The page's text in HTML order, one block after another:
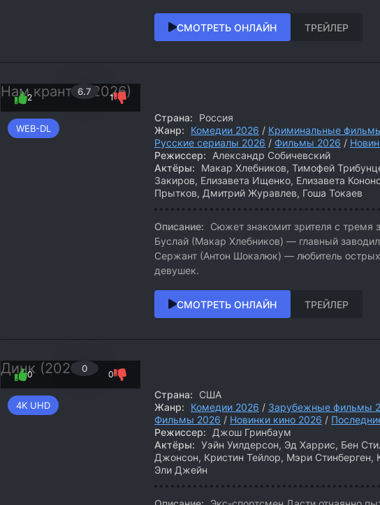
СМОТРЕТЬ ОНЛАЙН ТРЕЙЛЕР
Нам кранты (2026)
WEB-DL
6.7
2 1
Страна:
Россия
Жанр:
Комедии 2026 / Криминальные
Русские сериалы 2026 / Фильмы 2026 /
Режиссер:
Александр Собичевский
Актёры:
Макар Хлебников, Тимофей
Закиров, Елизавета Ищенко, Елизавета
Прытков, Дмитрий Журавлев, Гоша Токаев
Описание:
Сюжет знакомит зрителя с
Буслай (Макар Хлебников) — главный
Сержант (Антон Шокалюк) — любитель
девушек.
СМОТРЕТЬ ОНЛАЙН ТРЕЙЛЕР
Динк (2026)
4K UHD
0
0 0
Страна:
США
Жанр:
Комедии 2026 / Зарубежные фильмы
Фильмы 2026 / Новинки кино 2026 /
Режиссер:
Джош Гринбаум
Актёры: Уэйн Уилдерсон, Эд Харрис, Бен
Джонсон, Кристин Тейлор, Мэри
Эли Джейн